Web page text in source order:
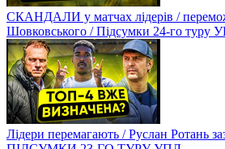
СКАНДАЛИ у матчах лідерів /
Шовковського / Підсумки 24-го туру
Лідери перемагають / Руслан Ротань